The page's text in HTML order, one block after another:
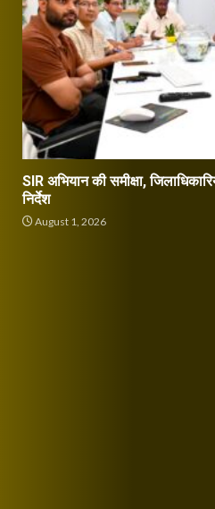
SIR अभियान की समीक्षा,
निर्देश
August 1, 2026